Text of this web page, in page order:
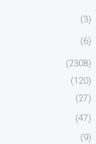
(3)
(6)
(2308)
(120)
(27)
(47)
(9)